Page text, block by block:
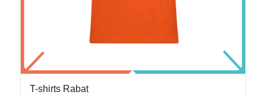
T-shirts Rabat